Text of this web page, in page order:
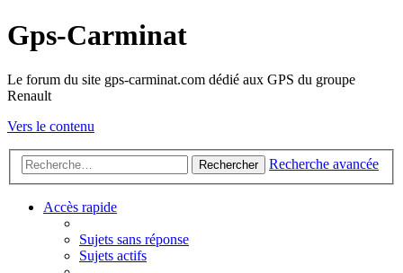
Gps-Carminat
Le forum du site gps-carminat.com dédié aux GPS du groupe
Renault
Vers le contenu
Rechercher Recherche avancée
Accès rapide
Sujets sans réponse
Sujets actifs